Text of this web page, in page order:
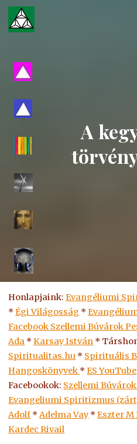
Skip
content
A
Honlapjaink:Evangéliumi
*Égi Világosság *
Facebook Szellemi Búvárok
Ada *Karsay István *
Spiritualitas.hu * Spirituális
Hangoskönyvek *ESYouTube
Facebookok: Szellemi
Evangeliumi Spiritizmus
Adolf *Adelma Vay *Eszter M
Kardec Rivail